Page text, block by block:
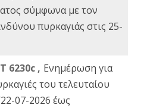
σύμφωνα με τον
πυρκαγιάς στις 25-
6230c , Ενημέρωση για
του τελευταίου
07-2026 έως